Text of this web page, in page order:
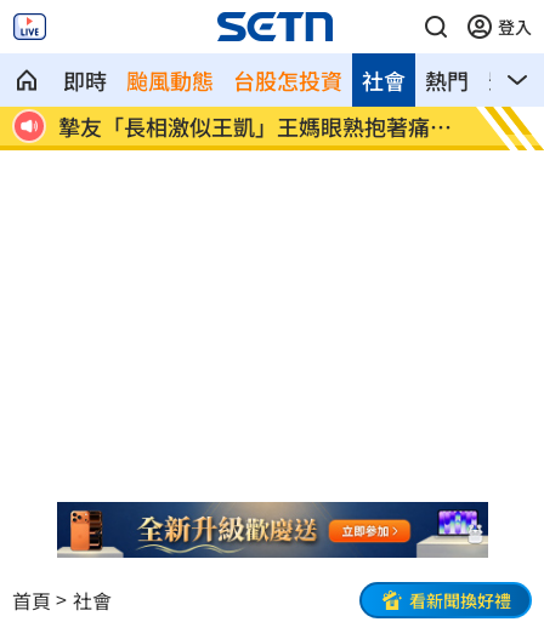
登入
即時 颱風動態 台股怎投資 熱門 影音
社會
摯友「長相激似王凱」王媽眼熟抱著痛
哭！
獨／
恩
首頁 社會 看新聞換好禮